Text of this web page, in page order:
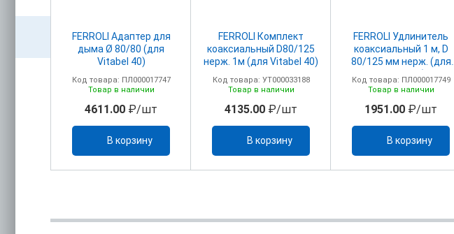
FERROLI Адаптер для
дыма Ø 80/80 (для
Vitabel 40)
Код товара: ПЛ000017747
Товар в наличии
4611.00 ₽/шт
В корзину
FERROLI Комплект
коаксиальный D80/125
нерж. 1м (для Vitabel 40)
Код товара: УТ000033188
Товар в наличии
4135.00 ₽/шт
В корзину
FERROLI Удлинитель
коаксиальный 1 м, D
80/125 мм нерж. (для
Код товара: ПЛ000017749
Товар в наличии
1951.00 ₽/шт
В корзину